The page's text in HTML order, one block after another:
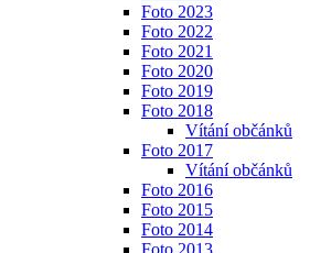
Foto 2023
Foto 2022
Foto 2021
Foto 2020
Foto 2019
Foto 2018
Vítání občánků
Foto 2017
Vítání občánků
Foto 2016
Foto 2015
Foto 2014
Foto 2013